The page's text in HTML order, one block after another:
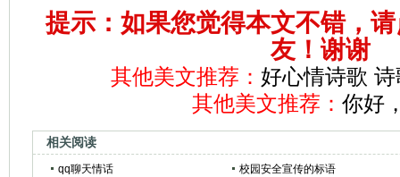
提示：如果您觉得本文不错，
友！谢谢
其他美文推荐： 好心情诗歌
其他美文推荐： 你好
相关阅读
qq聊天情话
校园安全宣传的标语